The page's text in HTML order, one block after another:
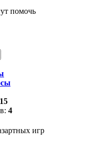
помочь
4
игр